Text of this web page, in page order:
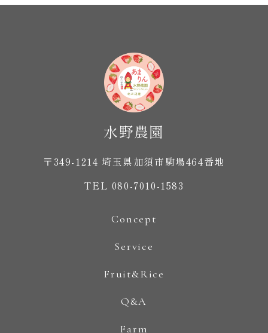
〒349-1214 埼玉県加須市駒場464番地
TEL 080-7010-1583
Concept
Service
Fruit&Rice
Q&A
Farm